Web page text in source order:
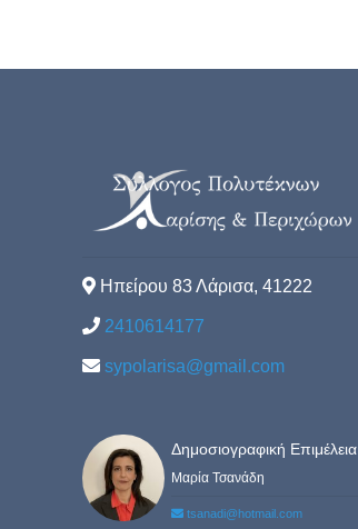
Ηπείρου 83 Λάρισα, 41222
2410614177
sypolarisa@gmail.com
Δημοσιογραφική Επιμέλεια
Μαρία Τσανάδη
tsanadi@hotmail.com